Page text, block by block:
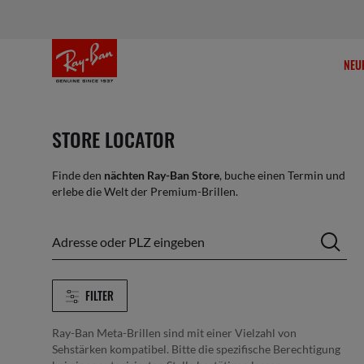
STORE LOCATOR
Finde den nächten Ray-Ban Store, buche einen Termin und
erlebe die Welt der Premium-Brillen.
Adresse oder PLZ eingeben
FILTER
Ray-Ban Meta-Brillen sind mit einer Vielzahl von
Sehstärken kompatibel. Bitte die spezifische Berechtigung